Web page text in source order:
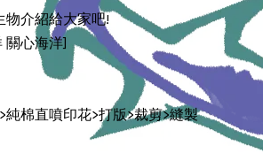
物介紹給大家吧!
關心海洋]
純棉直噴印花>打版>裁剪>縫製